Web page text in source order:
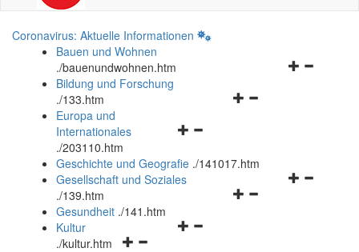
Coronavirus: Aktuelle Informationen
Bauen und Wohnen
./bauenundwohnen.htm
Navigationsmenü
Bildung und Forschung
./133.htm
Navigationsmenü
und
schließen
Europa und
Internationales
./203110.htm
Geschichte und Geografie ./141017.htm
Navigationsmenü
Gesellschaft und Soziales
./139.htm
Navigationsmenü
Gesundheit ./141.htm
Navigationsmenü
Kultur
./kultur.htm